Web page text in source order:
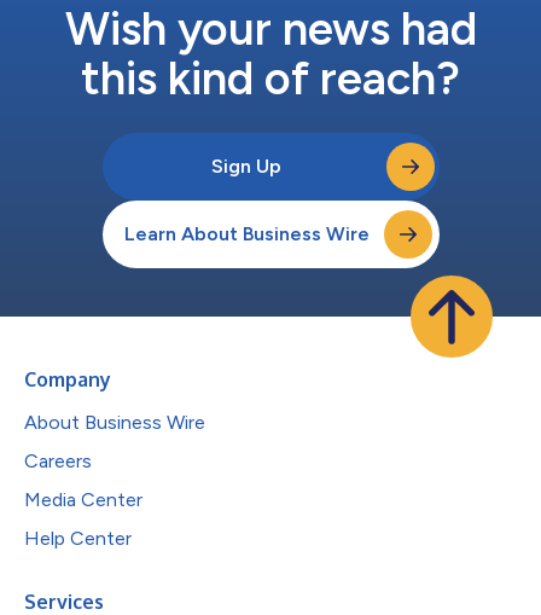
Wish your news had
this kind of reach?
Sign Up
Learn About Business Wire
Company
About Business Wire
Careers
Media Center
Help Center
Services